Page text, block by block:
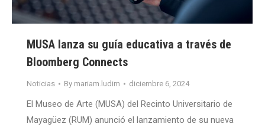
MUSA lanza su guía educativa a través de
Bloomberg Connects
Noticias By mariam.ludim diciembre 6, 2024
El Museo de Arte (MUSA) del Recinto Universitario de
Mayagüez (RUM) anunció el lanzamiento de su nueva